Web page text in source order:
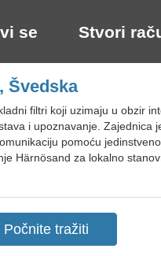
se Stvori
Švedska
filtri koji uzimaju u obzir
i upoznavanje. Zajednica
pomoću
Härnösand za lokalno